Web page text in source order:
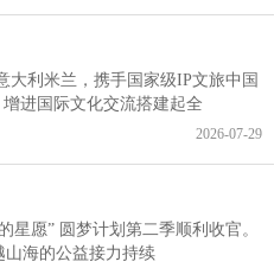
大利米兰，携手国家级IP文旅中国
进国际文化交流搭建起全
2026-07-29
星愿” 圆梦计划第二季顺利收官。
山海的公益接力持续